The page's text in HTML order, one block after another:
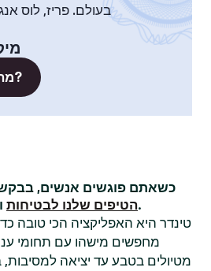
בעולם. פריז, לוס
מה זה מצב דרכון?
כשאתם פוגשים אנשים,
הטיפים שלנו לבטיחות ו
שלנו.
טינדר היא האפליקציה הכי טובה
מחפשים מישהו עם תחומי
מטיולים בטבע עד יציאה למסיבות,